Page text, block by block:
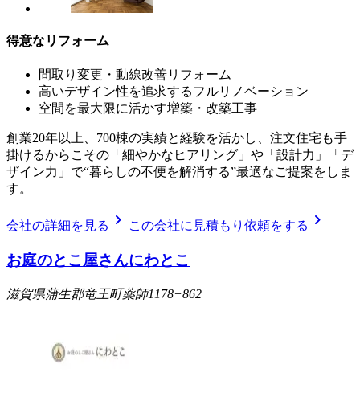
得意なリフォーム
間取り変更・動線改善リフォーム
高いデザイン性を追求するフルリノベーション
空間を最大限に活かす増築・改築工事
創業20年以上、700棟の実績と経験を活かし、注文住宅も手
掛けるからこその「細やかなヒアリング」や「設計力」「デ
ザイン力」で“暮らしの不便を解消する”最適なご提案をしま
す。
会社の詳細を見る chevron_right この会社に見積もり依頼をする chevron_right
お庭のとこ屋さんにわとこ
滋賀県蒲生郡竜王町薬師1178−862